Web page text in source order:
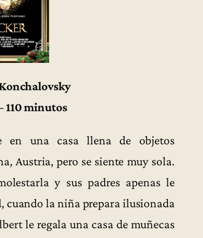
110 minutos
en una casa llena de objetos
Austria, pero se siente muy sola.
y sus padres apenas le
cuando la niña prepara ilusionada
le regala una casa de muñecas